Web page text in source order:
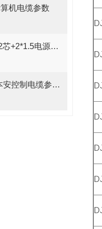
机电缆参数
室内光电复合缆阻燃2芯+2*1.5电源线参数
IAVPVP分屏加总屏本安控制电缆参数表